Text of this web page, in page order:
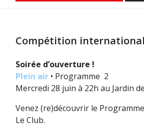
Compétition
Soirée d’ouverture !
Plein air • Programme 2
Mercredi 28 juin à 22h au Jardin
Venez (re)découvrir le
Le Club.